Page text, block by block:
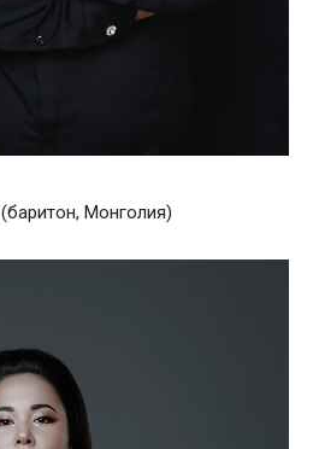
(баритон, Монголия)